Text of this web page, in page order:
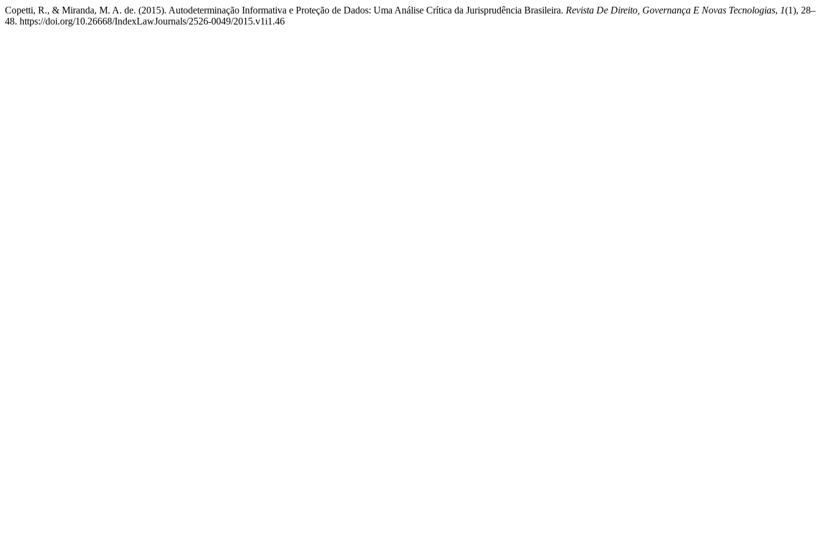
Copetti, R., & Miranda, M. A. de. (2015). Autodeterminação Informativa e Proteção de Dados: Uma Análise Crítica da Jurisprudência Brasileira. Revista De Direito, Governança E Novas Tecnologias, 1(1), 28–
48. https://doi.org/10.26668/IndexLawJournals/2526-0049/2015.v1i1.46